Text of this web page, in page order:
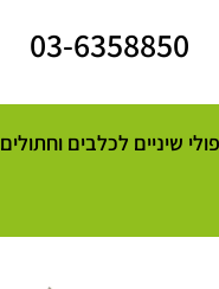
03-6358850
שיניים לכלבים וחתולים